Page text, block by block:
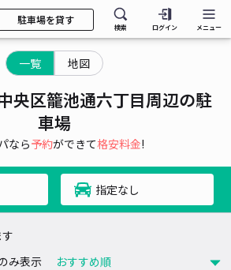
駐車場を貸す
検索 ログイン メニュー
一覧 地図
央区籠池通六丁目周辺の駐
車場
なら予約ができて格安料金!
指定なし
み表示